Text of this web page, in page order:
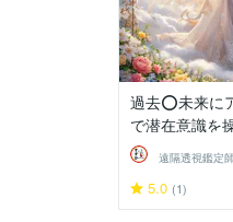
過去⭕未来に
で潜在意識を
遠隔透視鑑定
5.0 (1)